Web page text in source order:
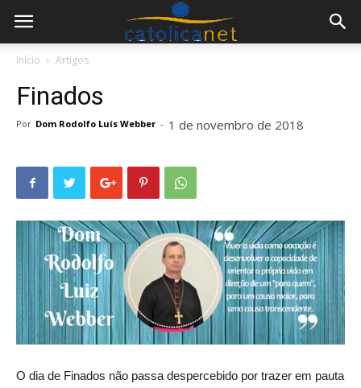
Início Artigos
Finados
Por Dom Rodolfo Luís Webber - 1 de novembro de 2018
O dia de Finados não passa despercebido por trazer em pauta